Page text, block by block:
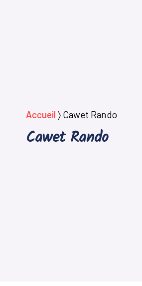
Accueil 〉 Cawet Rando
Cawet Rando